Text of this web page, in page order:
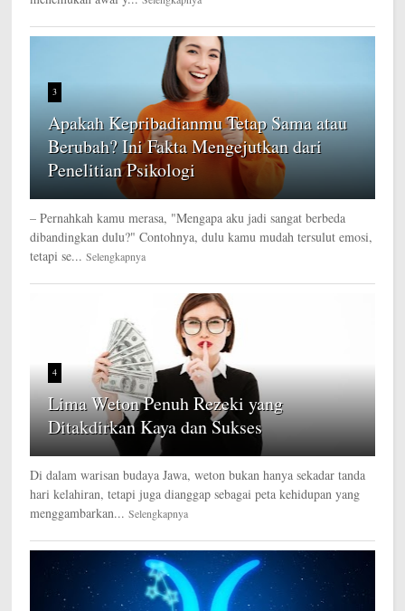
3
Apakah Kepribadianmu Tetap Sama atau
Berubah? Ini Fakta Mengejutkan dari
Penelitian Psikologi
– Pernahkah kamu merasa, "Mengapa aku jadi sangat berbeda
dibandingkan dulu?" Contohnya, dulu kamu mudah tersulut emosi,
tetapi se... Selengkapnya
4
Lima Weton Penuh Rezeki yang
Ditakdirkan Kaya dan Sukses
Di dalam warisan budaya Jawa, weton bukan hanya sekadar tanda
hari kelahiran, tetapi juga dianggap sebagai peta kehidupan yang
menggambarkan... Selengkapnya